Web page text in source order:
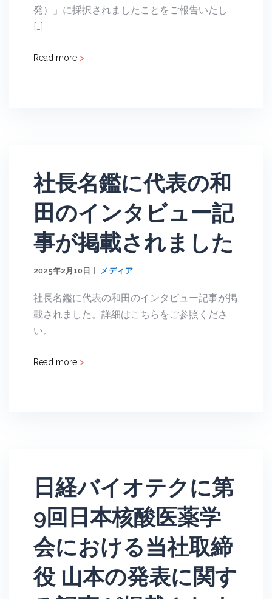
発）」に採択されましたことをご報告いたし
[…]
Read more >
社長名鑑に代表の和
田のインタビュー記
事が掲載されました
2025年2月10日 メディア
社長名鑑に代表の和田のインタビュー記事が掲
載されました。詳細はこちらをご参照くださ
い。
Read more >
日経バイオテクに第
9回日本核酸医薬学
会における当社取締
役 山本の発表に関す